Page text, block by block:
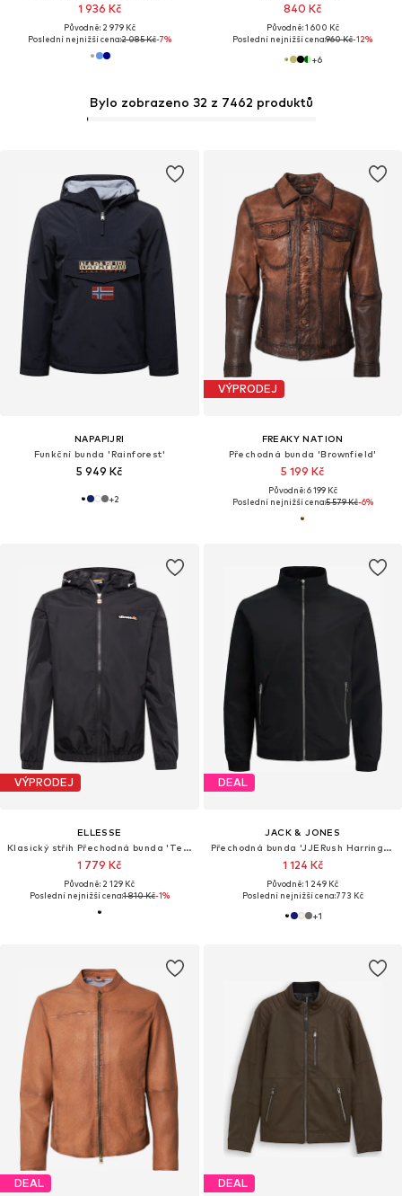
1 936 Kč
Původně: 2 979 Kč
Poslední nejnižší cena:2 085 Kč-7%
840 Kč
Původně: 1 600 Kč
Poslední nejnižší cena:960 Kč-12%
+6
NAPAPIJRI
Funkční bunda 'Rainforest'
5 949 Kč
+2
Bylo zobrazeno 32 z 7462 produktů
VÝPRODEJ
FREAKY NATION
Přechodná bunda 'Brownfield'
5 199 Kč
Původně: 6 199 Kč
Poslední nejnižší cena:5 579 Kč-6%
VÝPRODEJ
ELLESSE
Klasický střih Přechodná bunda 'Terrazzo'
1 779 Kč
Původně: 2 129 Kč
Poslední nejnižší cena:1 810 Kč-1%
DEAL
JACK & JONES
Přechodná bunda 'JJERush Harrington'
1 124 Kč
Původně: 1 249 Kč
Poslední nejnižší cena:773 Kč
+1
DEAL DEAL